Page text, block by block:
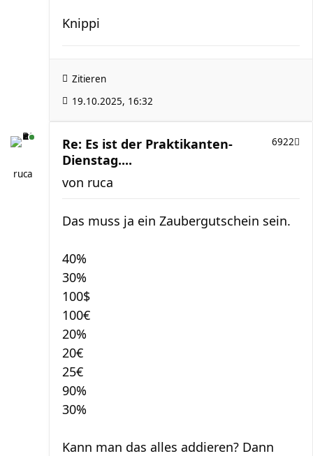
Knippi
Zitieren
19.10.2025, 16:32
ruca
Re: Es ist der Praktikanten-
Dienstag....
6922
von ruca
Das muss ja ein Zaubergutschein sein.
40%
30%
100$
100€
20%
20€
25€
90%
30%
Kann man das alles addieren? Dann